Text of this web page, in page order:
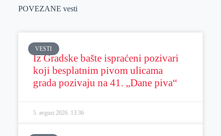
POVEZANE vesti
VESTI
Iz Gradske bašte ispraćeni pozivari
koji besplatnim pivom ulicama
grada pozivaju na 41. „Dane piva“
5. avgust 2026. 13:36